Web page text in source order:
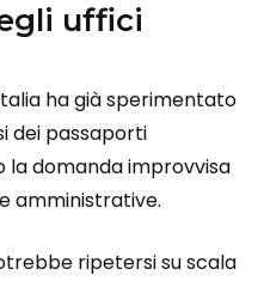
uffici
ha già sperimentato
dei passaporti
la domanda improvvisa
amministrative.
ripetersi su scala